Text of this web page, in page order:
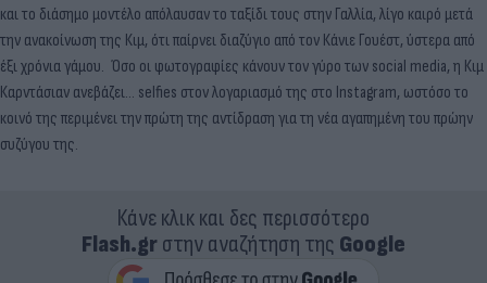
και το διάσημο μοντέλο απόλαυσαν το ταξίδι τους στην Γαλλία, λίγο καιρό μετά
την ανακοίνωση της Κιμ, ότι παίρνει διαζύγιο από τον Κάνιε Γουέστ, ύστερα από
έξι χρόνια γάμου. Όσο οι φωτογραφίες κάνουν τον γύρο των social media, η Κιμ
Καρντάσιαν ανεβάζει… selfies στον λογαριασμό της στο Instagram, ωστόσο το
κοινό της περιμένει την πρώτη της αντίδραση για τη νέα αγαπημένη του πρώην
συζύγου της.
Κάνε κλικ και δες περισσότερο
Flash.grστην αναζήτηση της Google